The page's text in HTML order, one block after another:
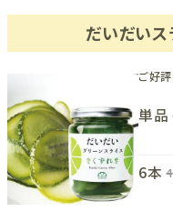
だいだい
ご好
単品
6本